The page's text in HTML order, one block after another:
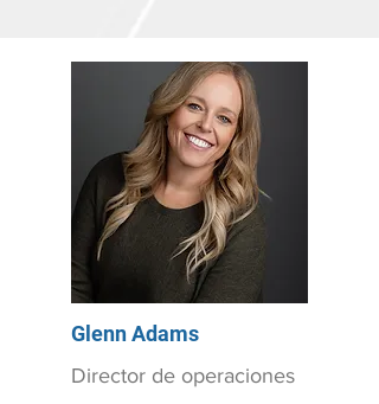
Glenn Adams
Director de operaciones